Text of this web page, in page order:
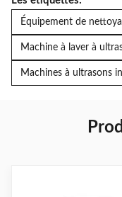
Équipement de
Machine à laver à
Machines à ultrasons